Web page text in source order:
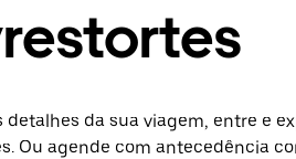
detalhes da sua viagem, entre e
Ou agende com antecedência